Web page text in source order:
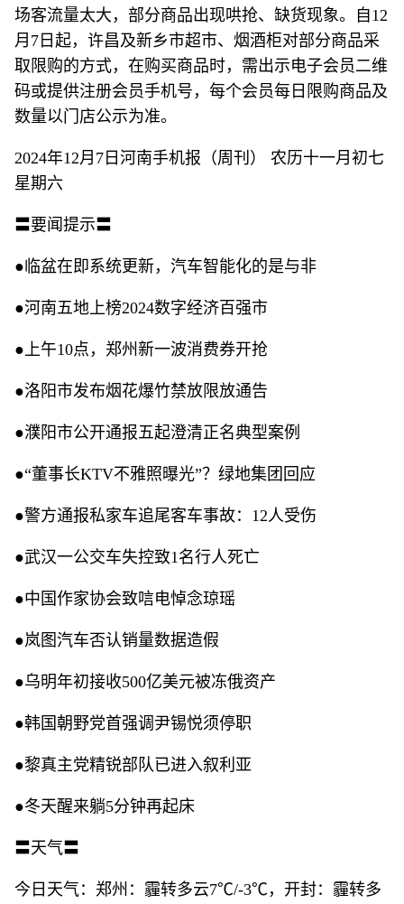
场客流量太大，部分商品出现哄抢、缺货现象。自12
月7日起，许昌及新乡市超市、烟酒柜对部分商品采
取限购的方式，在购买商品时，需出示电子会员二维
码或提供注册会员手机号，每个会员每日限购商品及
数量以门店公示为准。
2024年12月7日河南手机报（周刊） 农历十一月初七
星期六
〓要闻提示〓
●临盆在即系统更新，汽车智能化的是与非
●河南五地上榜2024数字经济百强市
●上午10点，郑州新一波消费券开抢
●洛阳市发布烟花爆竹禁放限放通告
●濮阳市公开通报五起澄清正名典型案例
●“董事长KTV不雅照曝光”？绿地集团回应
●警方通报私家车追尾客车事故：12人受伤
●武汉一公交车失控致1名行人死亡
●中国作家协会致唁电悼念琼瑶
●岚图汽车否认销量数据造假
●乌明年初接收500亿美元被冻俄资产
●韩国朝野党首强调尹锡悦须停职
●黎真主党精锐部队已进入叙利亚
●冬天醒来躺5分钟再起床
〓天气〓
今日天气：郑州：霾转多云7℃/-3℃，开封：霾转多